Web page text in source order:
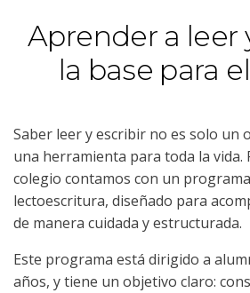
contenido
Aprender a leer
la base para
Saber leer y escribir no es solo un
una herramienta para toda la vida.
colegio contamos con un
lectoescritura, diseñado para
de manera cuidada y estructurada.
Este programa está dirigido a
años, y tiene un objetivo claro: